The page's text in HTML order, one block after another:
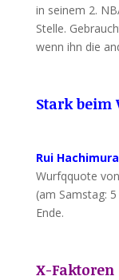
in seinem 2.
Stelle.
wenn ihn die
Stark beim
Rui Hachimura
Wurfqquote
(am Samstag:
Ende.
X-Faktoren